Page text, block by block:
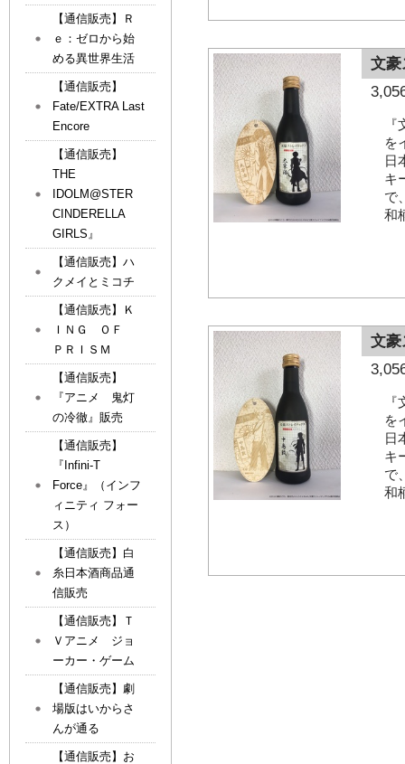
文豪
を
日
キ
で
和
文豪
を
日
キ
で
和
【通信販売】Ｒ
ｅ：ゼロから始
める異世界生活
【通信販売】
Fate/EXTRA Last
Encore
【通信販売】
THE
IDOLM@STER
CINDERELLA
GIRLS』
【通信販売】ハ
クメイとミコチ
【通信販売】Ｋ
ＩＮＧ ＯＦ
ＰＲＩＳＭ
【通信販売】
『アニメ 鬼灯
の冷徹』販売
【通信販売】
『Infini-T
Force』（インフ
ィニティ フォー
ス）
【通信販売】白
糸日本酒商品通
信販売
【通信販売】Ｔ
Ｖアニメ ジョ
ーカー・ゲーム
【通信販売】劇
場版はいからさ
んが通る
【通信販売】お